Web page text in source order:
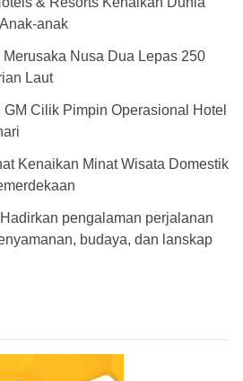
anak
Nusa Dua Lepas 250
Laut
GM Cilik Pimpin Operasional Hotel
Kenaikan Minat Wisata Domestik
pengalaman perjalanan
budaya, dan lanskap